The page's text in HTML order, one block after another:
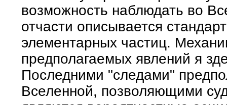
возможность наблюдать во
отчасти описывается
элементарных частиц.
предполагаемых явлений я
Последними "следами"
Вселенной, позволяющими